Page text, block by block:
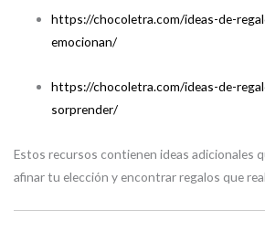
https://chocoletra.com/ideas-de-
emocionan/
https://chocoletra.com/ideas-de-
sorprender/
Estos recursos contienen ideas adicionales
afinar tu elección y encontrar regalos que